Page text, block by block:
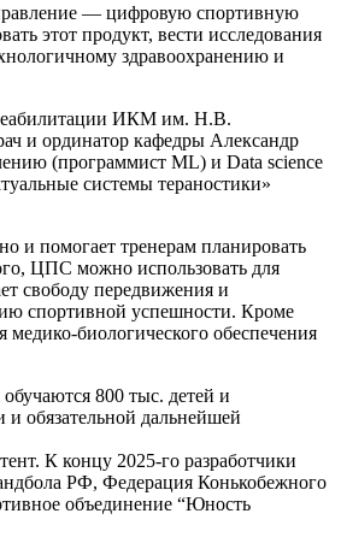
— цифровую спортивную
этот продукт, вести исследования
здравоохранению и
ИКМ им. Н.В.
и ординатор кафедры Александр
(программист ML) и Data science
системы тераностики»
и помогает тренерам планировать
ЦПС можно использовать для
свободу передвижения и
спортивной успешности. Кроме
биологического обеспечения
800 тыс. детей и
обязательной дальнейшей
К концу 2025-го разработчики
РФ, Федерация Конькобежного
объединение “Юность